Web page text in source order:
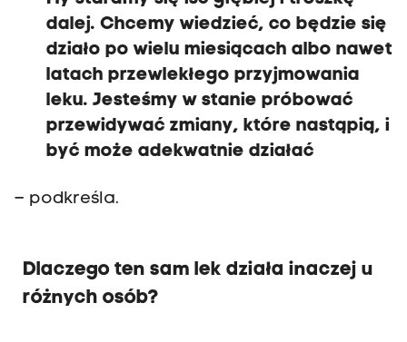
dalej. Chcemy wiedzieć, co będzie się
działo po wielu miesiącach albo nawet
latach przewlekłego przyjmowania
leku. Jesteśmy w stanie próbować
przewidywać zmiany, które nastąpią, i
być może adekwatnie działać
– podkreśla.
Dlaczego ten sam lek działa inaczej u
różnych osób?